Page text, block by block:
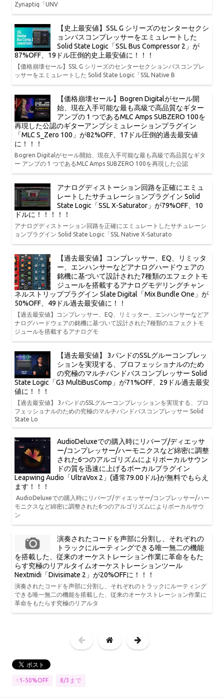
Zynaptiq「UNV
【史上最安値】SSL G シリーズのセンターセクシ
ョンバスコンプレッサーをエミュレートした
Solid State Logic「SSL Bus Compressor 2」が
87%OFF、19ドル圧倒的史上最安値に！！！
【価格崩壊セール】SSL G シリーズのセンターセクションバスコンプレ
ッサーをエミュレートした Solid State Logic「SSL Native B
【価格崩壊セール】Bogren Digitalがセール開
始、現在入手可能な最も高級で高品質なギター
アンプの 1 つであるMLC Amps SUBZERO 100を
再現した公認のギターアンプシミュレーションプラグイン
「MLC S_Zero 100」が82%OFF、17ドル圧倒的過去最安値
に！！！
Bogren Digitalがセール開始、現在入手可能な最も高級で高品質なギタ
ー アンプの 1 つであるMLC Amps SUBZERO 100を再現した公認
アナログディストーション回路を正確にエミュ
レートしたサチュレーションプラグイン Solid
State Logic「SSL X-Saturator」が79%OFF、10
ドルに！！！！！
アナログディストーション回路を正確にエミュレートしたサチュレーシ
ョンプラグイン Solid State Logic「SSL Native X-Saturato
【過去最安値】コンプレッサー、EQ、リミッタ
ー、エンハンサーなどアナログハードウェアの
銘機に基づいて設計された7種類のエフェクトモ
ジュールを搭載するアナログモデリングチャン
ネルストリッププラグイン Slate Digital「Mix Bundle One」が
50%OFF、49ドル過去最安値に！！
【過去最安値】コンプレッサー、EQ、リミッター、エンハンサーなどア
ナログハードウェアの銘機に基づいて設計された7種類のエフェクトモ
ジュールを搭載するアナログモ
【過去最安値】 3バンドのSSLグルーコンプレッ
ションを実現する、プロフェッショナルのため
の究極のマルチバンドバスコンプレッサー Solid
State Logic「G3 MultiBusComp」が71%OFF、29ドル過去最安
値に！！！
【過去最安値】 3バンドのSSLグルーコンプレッションを実現する、プロ
フェッショナルのための究極のマルチバンドバスコンプレッサー Solid
State Lo
AudioDeluxeでの購入時にリバーブ/ディエッサ
ー/コンプレッサー/ハーモニクスなど綿密に調整
された6つのアルゴリズムによりボーカルサウン
ドの質を迅速に上げるボーカルプラグイン
Leapwing Audio「UltraVox 2」(通常79.00ドル)が無料でもらえ
ます！！！
AudioDeluxeでの購入時にリバーブ/ディエッサー/コンプレッサー/ハー
モニクスなど綿密に調整された6つのアルゴリズムによりボーカルサウ
ン
演奏されたコードを声部に分割し、それぞれの
トラックにルーティングできる唯一無二の機能
を搭載した、従来のオーケストレーション作業に革命をもた
らす究極のリアルタイムオーケストレーションツール
Nextmidi「Divisimate 2」が20%OFFに！！！
演奏されたコードを声部に分割し、それぞれのトラックにルーティング
できる唯一無二の機能を搭載した、従来のオーケストレーション作業に
革命をもたらす究極のリアルタ
↑1-50%OFF 8/3まで